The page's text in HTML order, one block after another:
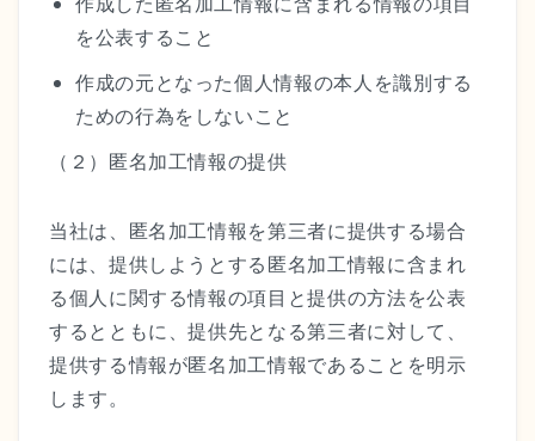
を公表すること
作成の元となった個人情報の本人を識別する
ための行為をしないこと
（２）匿名加工情報の提供
当社は、匿名加工情報を第三者に提供する場合
には、提供しようとする匿名加工情報に含まれ
る個人に関する情報の項目と提供の方法を公表
するとともに、提供先となる第三者に対して、
提供する情報が匿名加工情報であることを明示
します。